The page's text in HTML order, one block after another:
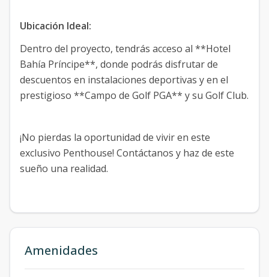
Ubicación Ideal:
Dentro del proyecto, tendrás acceso al **Hotel
Bahía Príncipe**, donde podrás disfrutar de
descuentos en instalaciones deportivas y en el
prestigioso **Campo de Golf PGA** y su Golf Club.
¡No pierdas la oportunidad de vivir en este
exclusivo Penthouse! Contáctanos y haz de este
sueño una realidad.
Amenidades